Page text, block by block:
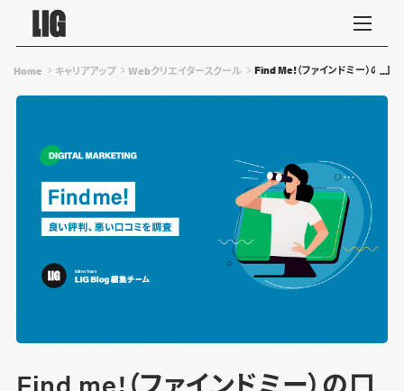
Home キャリアアップ Webクリエイタースクール Find Me!（ファインドミー）の口
Find me!（ファインドミー）の口